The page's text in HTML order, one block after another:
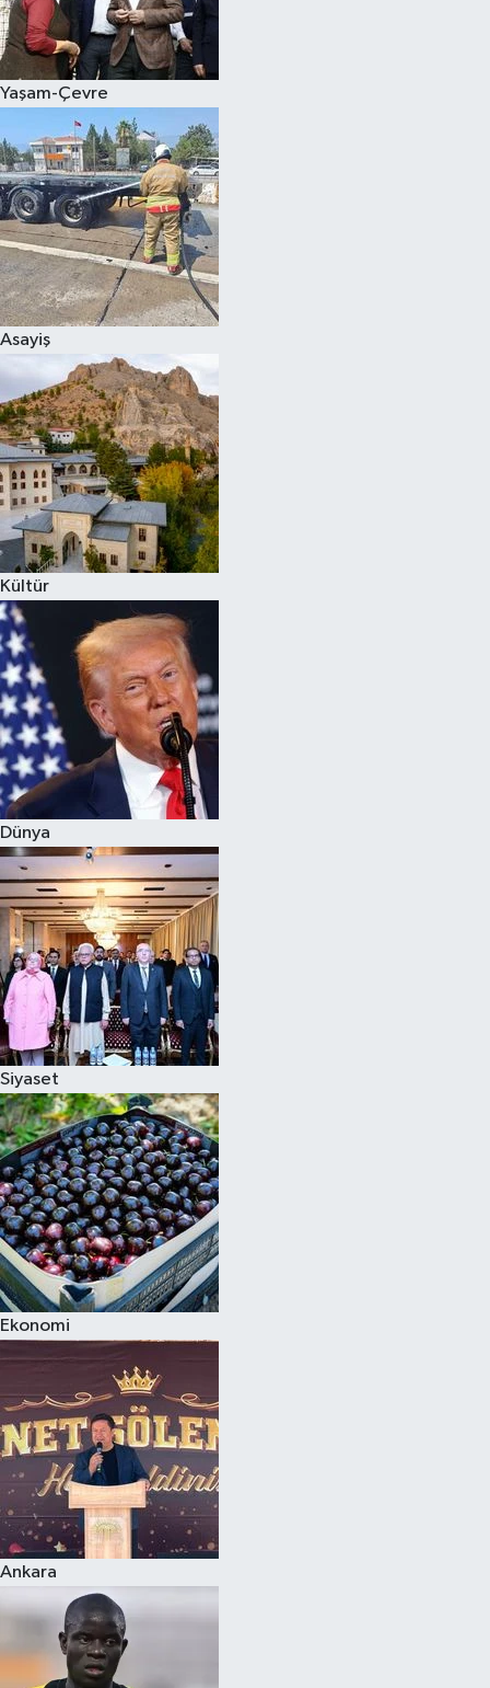
Yaşam-Çevre
Asayiş
Kültür
Dünya
Siyaset
Ekonomi
Ankara
Spor
Burç Yorumları
Çocuk
Eğitim
Hava Durumu
Kadın
Kim kimdir?
Kültür Sanat
Sağlık
Siyaset
Teknoloji
Televizyon
Yaşam-Çevre